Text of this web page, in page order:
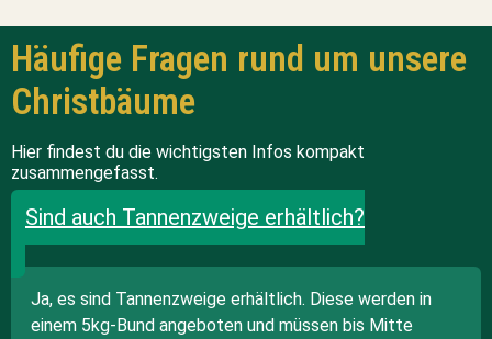
Häufige Fragen rund um unsere
Christbäume
Hier findest du die wichtigsten Infos kompakt
zusammengefasst.
Sind auch Tannenzweige erhältlich?
Ja, es sind Tannenzweige erhältlich. Diese werden in
einem 5kg-Bund angeboten und müssen bis Mitte